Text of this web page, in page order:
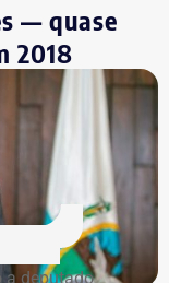
Cristiane
quando se
agressões que
Sérgio
do ano seguinte,
de prisão em
analisa o
denunciar os
— quase
2018
a deputado